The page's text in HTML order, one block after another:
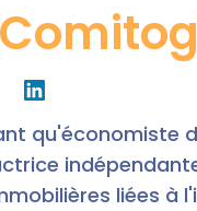
qu'économiste
liées à